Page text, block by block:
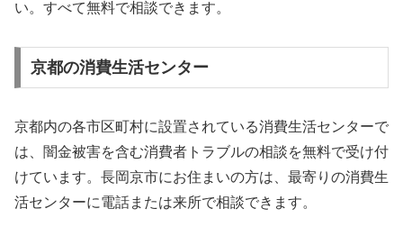
い。すべて無料で相談できます。
京都の消費生活センター
京都内の各市区町村に設置されている消費生活センターで
は、闇金被害を含む消費者トラブルの相談を無料で受け付
けています。長岡京市にお住まいの方は、最寄りの消費生
活センターに電話または来所で相談できます。